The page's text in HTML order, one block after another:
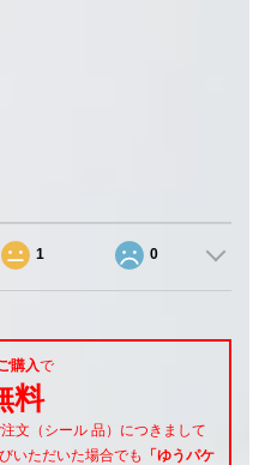
1 0
購入で
料
文（シール 品）につきまして
いただいた場合でも
「ゆうパケ